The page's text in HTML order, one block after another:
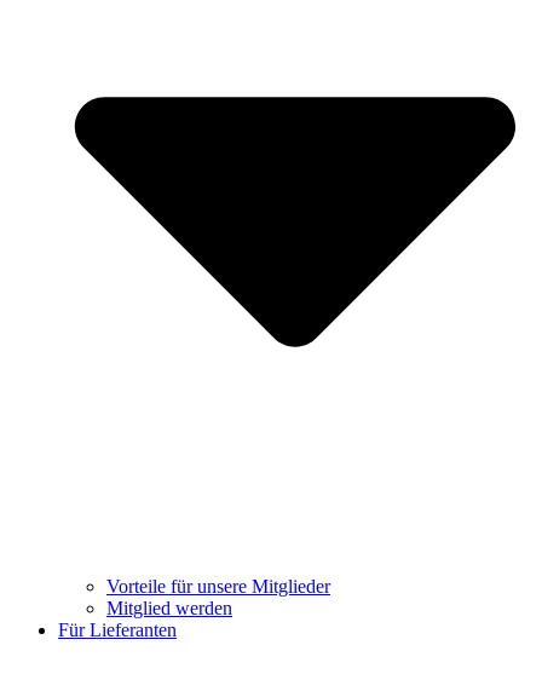
Vorteile für unsere Mitglieder
Mitglied werden
Für Lieferanten